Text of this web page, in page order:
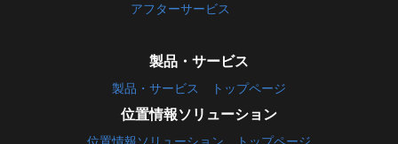
アフターサービス
製品・サービス
製品・サービス トップページ
位置情報ソリューション
位置情報ソリューション トップページ